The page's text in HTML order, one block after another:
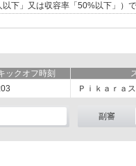
以下」又は収容率「50%以下」）
ックオフ時刻
Ｐｉｋａｒａ
副審